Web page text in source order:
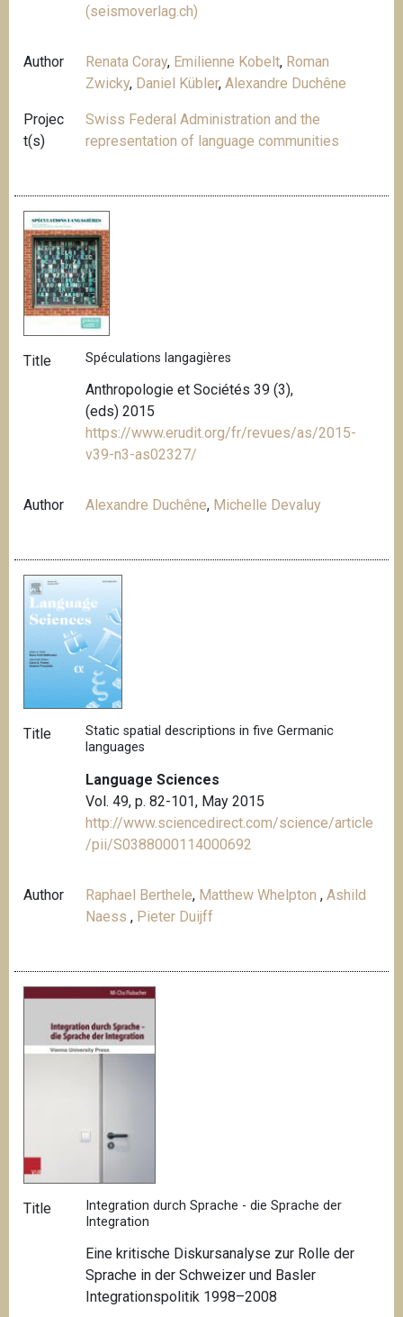
(seismoverlag.ch)
Author Renata Coray, Emilienne Kobelt, Roman
Zwicky, Daniel Kübler,Alexandre Duchêne
Projec
t(s)
Swiss Federal Administration and the
representation of language communities
Title Spéculations langagières
Anthropologie et Sociétés 39 (3),
(eds) 2015
https://www.erudit.org/fr/revues/as/2015-
v39-n3-as02327/
Author Alexandre Duchêne, Michelle Devaluy
Title
Static spatial descriptions in five Germanic
languages
Language Sciences
Vol. 49, p. 82-101, May 2015
http://www.sciencedirect.com/science/article
/pii/S0388000114000692
Author Raphael Berthele, Matthew Whelpton,Ashild
Naess, Pieter Duijff
Title
Integration durch Sprache - die Sprache der
Integration
Eine kritische Diskursanalyse zur Rolle der
Sprache in der Schweizer und Basler
Integrationspolitik 1998–2008